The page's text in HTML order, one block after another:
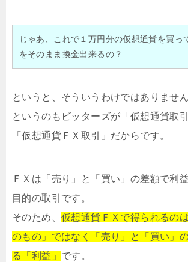
じゃあ、これで１万円分の仮想通貨を買っ
をそのまま換金出来るの？
というと、そういうわけではありません
というのもビッターズが「仮想通貨取
「仮想通貨ＦＸ取引」だからです。
ＦＸは「売り」と「買い」の差額で利
目的の取引です。
そのため、 仮想通貨ＦＸで得られるの
のもの」ではなく「売り」と「買い」
る「利益」 です。